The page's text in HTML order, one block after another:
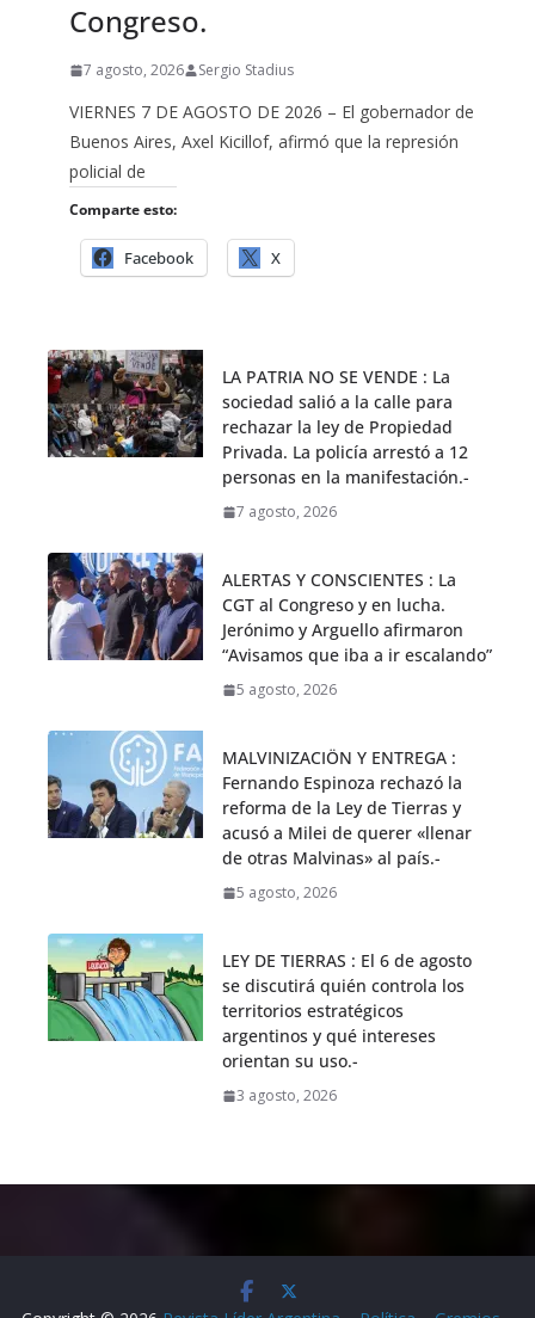
Congreso.
7 agosto, 2026 Sergio Stadius
VIERNES 7 DE AGOSTO DE 2026 – El gobernador de
Buenos Aires, Axel Kicillof, afirmó que la represión
policial de
Comparte esto:
Facebook X
LA PATRIA NO SE VENDE : La
sociedad salió a la calle para
rechazar la ley de Propiedad
Privada. La policía arrestó a 12
personas en la manifestación.-
7 agosto, 2026
ALERTAS Y CONSCIENTES : La
CGT al Congreso y en lucha.
Jerónimo y Arguello afirmaron
“Avisamos que iba a ir escalando”
5 agosto, 2026
MALVINIZACIÖN Y ENTREGA :
Fernando Espinoza rechazó la
reforma de la Ley de Tierras y
acusó a Milei de querer «llenar
de otras Malvinas» al país.-
5 agosto, 2026
LEY DE TIERRAS : El 6 de agosto
se discutirá quién controla los
territorios estratégicos
argentinos y qué intereses
orientan su uso.-
3 agosto, 2026